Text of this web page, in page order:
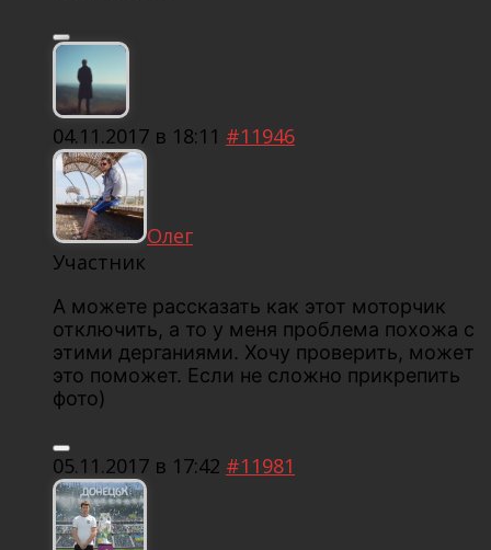
04.11.2017 в 18:11 #11946
Олег
Участник
А можете рассказать как этот моторчик
отключить, а то у меня проблема похожа с
этими дерганиями. Хочу проверить, может
это поможет. Если не сложно прикрепить
фото)
05.11.2017 в 17:42 #11981